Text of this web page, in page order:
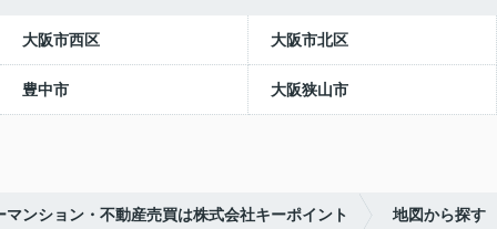
大阪市西区 大阪市北区
豊中市 大阪狭山市
ンション・不動産売買は株式会社キーポイント 地図から探す